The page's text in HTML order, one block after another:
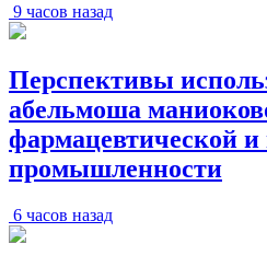
9 часов назад
Перспективы
абельмоша
фармацевтической
промышленности
6 часов назад